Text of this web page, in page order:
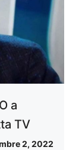
a
TV
2, 2022